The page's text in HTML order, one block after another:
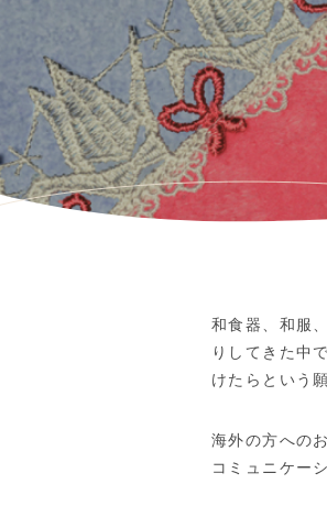
和食器、和服
りしてきた中
けたらという
海外の方への
コミュニケー